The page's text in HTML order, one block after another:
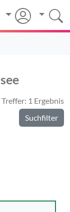
Treffer: 1 Ergebnis
Suchfilter